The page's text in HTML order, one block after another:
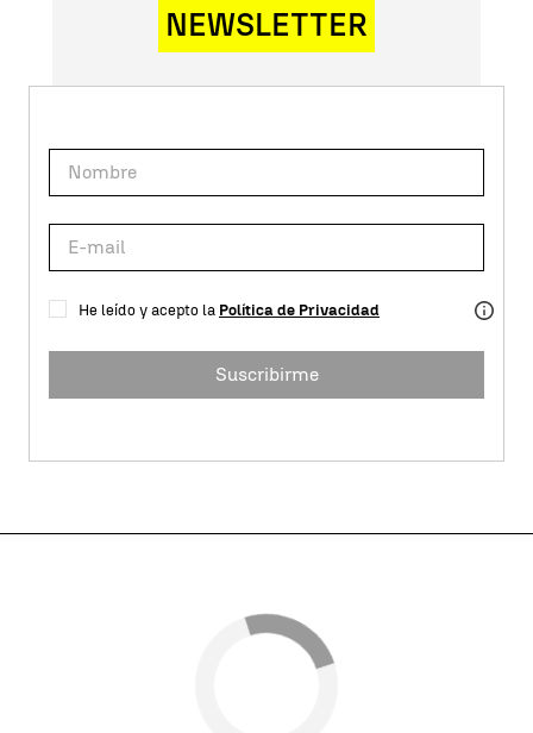
NEWSLETTER
He leído y acepto la Política de Privacidad
Suscribirme